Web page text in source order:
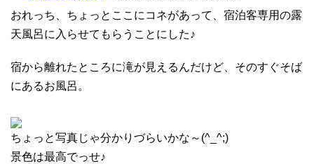
おれっち、ちょっとここにコネがあって、宿泊客専用の露
天風呂に入らせてもらうことにした♪
宿から離れたところに滝が見えるんだけど、そのすぐそば
にあるお風呂。
ちょっと写真じゃ分かりづらいかな～(^_^;)
景色は最高でっせ♪